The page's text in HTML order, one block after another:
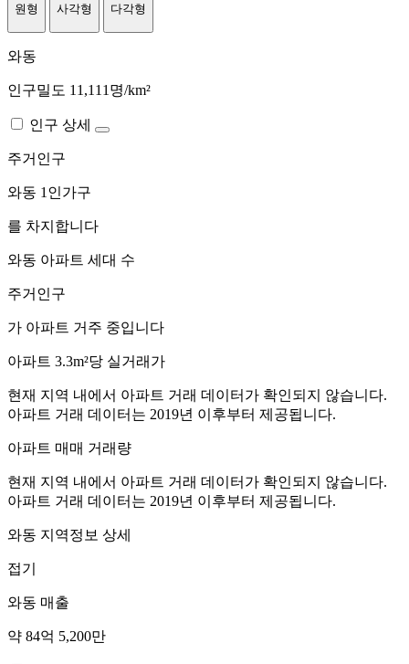
원형 사각형 다각형
와동
인구밀도 11,111명/km²
인구 상세
주거인구
와동 1인가구
를 차지합니다
와동 아파트 세대 수
주거인구
가 아파트 거주 중입니다
아파트 3.3m²당 실거래가
현재 지역 내에서 아파트 거래 데이터가 확인되지 않습니다.
아파트 거래 데이터는 2019년 이후부터 제공됩니다.
아파트 매매 거래량
현재 지역 내에서 아파트 거래 데이터가 확인되지 않습니다.
아파트 거래 데이터는 2019년 이후부터 제공됩니다.
와동 지역정보 상세
접기
와동 매출
약 84억 5,200만